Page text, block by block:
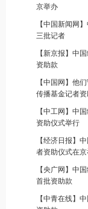
京举办
【中国新闻网
三批记者
【新京报】中
资助款
【中国网】他
传播基金记者
【中工网】中
资助仪式举行
【经济日报】
者资助仪式在
【央广网】中
首批资助款
【中青在线】